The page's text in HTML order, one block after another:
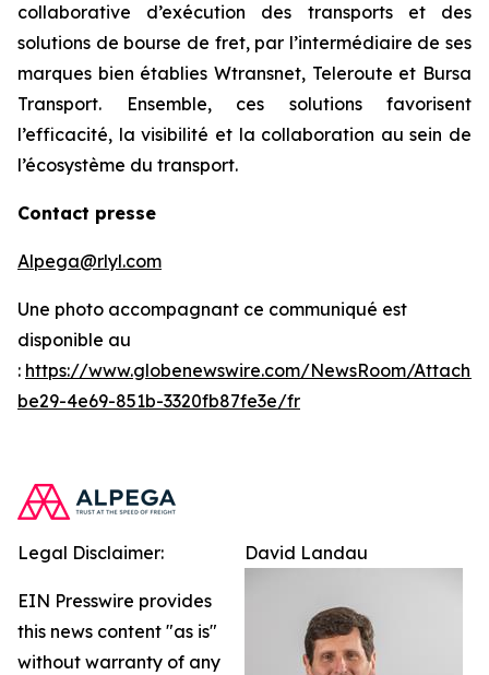
collaborative d’exécution des transports et des
solutions de bourse de fret, par l’intermédiaire de ses
marques bien établies Wtransnet, Teleroute et Bursa
Transport. Ensemble, ces solutions favorisent
l’efficacité, la visibilité et la collaboration au sein de
l’écosystème du transport.
Contact presse
Alpega@rlyl.com
Une photo accompagnant ce communiqué est
disponible au
: https://www.globenewswire.com/NewsRoom/
be29-4e69-851b-3320fb87fe3e/fr
David Landau
Legal Disclaimer:
EIN Presswire provides
this news content "as is"
without warranty of any